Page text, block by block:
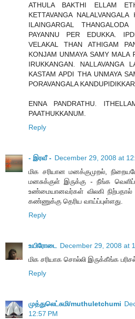
ATHULA BAKTHI ELLAM
KETTAVANGA
ILAINGARGAL
PAYANNU PER EDUKKA.
VELAKAL THAN ATHIGAM
KONJAM UNMAYA SAMY MALA
IRUKKANGAN. NALLAVANGA
KASTAM APDI THA UNMAYA
PORAVANGALA
ENNA PANDRATHU.
PAATHUKKANUM.
Reply
- இரவீ - December 29, 2008 at
மிக சரியான மனக்குமுறல்,
மனசுக்குள் இருக்கு - நீங்க
உண்மையானவர்கள் விலகி
கண்ணுக்கு தெரிய வாய்ப்புள்ளது.
Reply
உயிரோடை
December 29, 2008 at
மிக‌ ச‌ரியாக‌ சொல்லி இருக்கீங்க‌
Reply
முத்துலெட்சுமி/muthuletchumi
12:57 PM